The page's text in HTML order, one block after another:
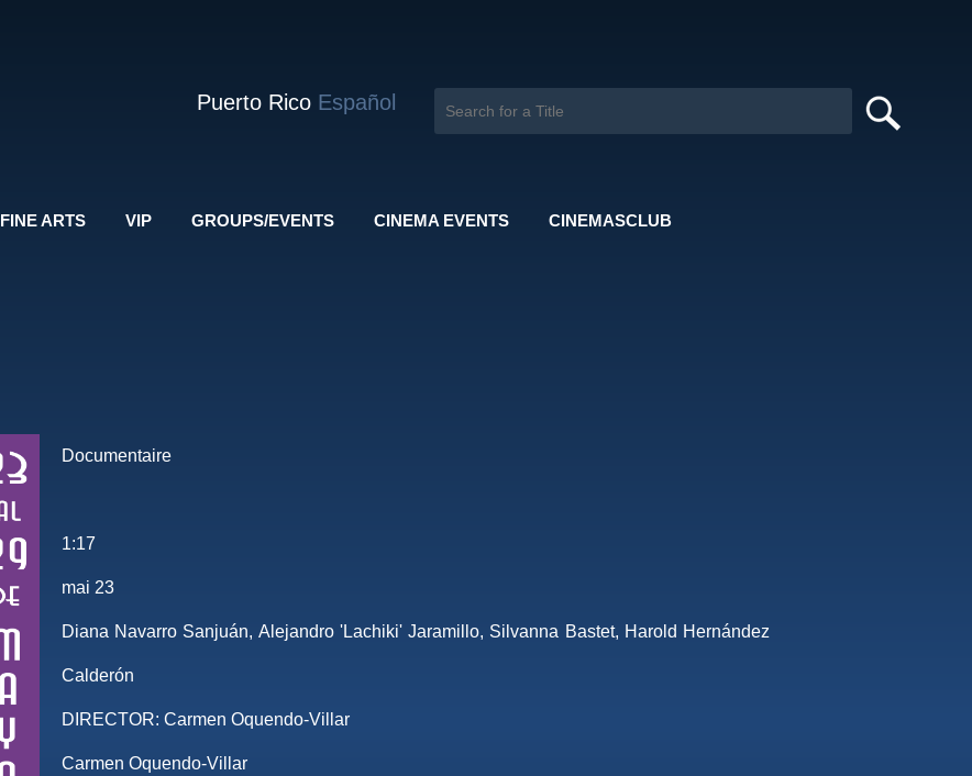
Puerto Rico Español
FINE ARTS VIP GROUPS/EVENTS CINEMA EVENTS CINEMASCLUB
Documentaire
1:17
mai 23
Diana Navarro Sanjuán, Alejandro 'Lachiki' Jaramillo, Silvanna Bastet, Harold Hernández
Calderón
DIRECTOR: Carmen Oquendo-Villar
Carmen Oquendo-Villar